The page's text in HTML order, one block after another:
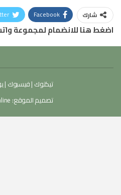
شارك Facebook
اضغط هنا للانضمام لمجموعة
تيكتوك |فيسبوك |
تصميم الموقع: